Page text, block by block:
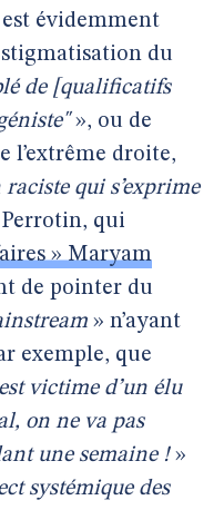
évidemment
stigmatisation du
de [qualificatifs
», ou de
l’extrême droite,
qui s’exprime
qui
» Maryam
de pointer du
» n’ayant
exemple, que
victime d’un élu
on ne va pas
une semaine !»
systémique des